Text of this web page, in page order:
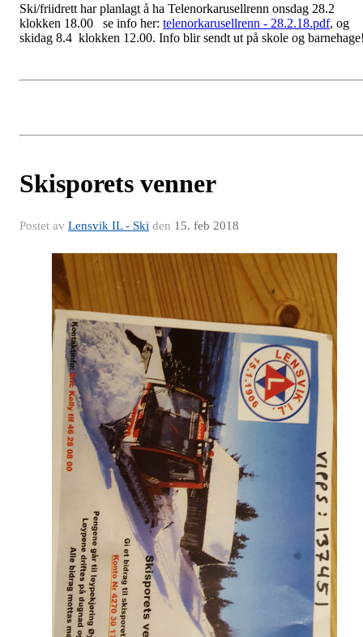
Ski/friidrett har planlagt å ha Telenorkarusellrenn onsdag 28.2
klokken 18.00 se info her: telenorkarusellrenn - 28.2.18.pdf, og
skidag 8.4 klokken 12.00. Info blir sendt ut på skole og
Skisporets venner
Postet av Lensvik IL - Ski den 15. feb 2018